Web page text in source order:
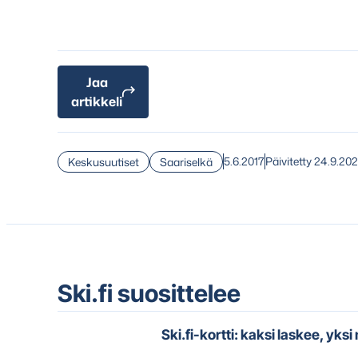
Jaa
artikkeli
Keskusuutiset Saariselkä 5.6.2017Päivitetty
Ski.fi suosittelee
Ski.fi-kortti: kaksi laskee, yksi